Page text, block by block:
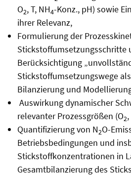
O2, T, NH4-Konz., pH) sowie
ihrer Relevanz,
Formulierung der
Stickstoffumsetzungsschritte
Berücksichtigung
Stickstoffumsetzungswege
Bilanzierung und
Auswirkung dynamischer
relevanter Prozessgrößen (O2
Quantifizierung von N2O-
Betriebsbedingungen und
Stickstoffkonzentrationen in
Gesamtbilanzierung des